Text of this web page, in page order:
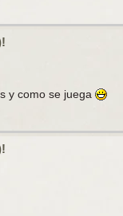
y como se juega